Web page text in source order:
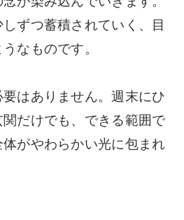
ずつ蓄積されていく、目
なものです。
はありません。週末にひ
だけでも、できる範囲で
がやわらかい光に包まれ